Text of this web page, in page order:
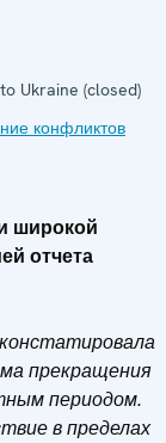
Ukraine (closed)
конфликтов
широкой
отчета
прекращения
периодом.
в пределах